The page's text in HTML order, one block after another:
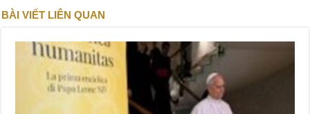
BÀI VIẾT LIÊN QUAN